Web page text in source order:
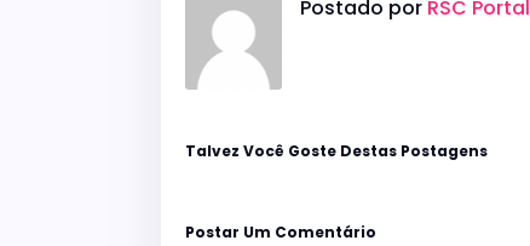
Postado por RSC Portal
Talvez Você Goste Destas Postagens
Postar Um Comentário